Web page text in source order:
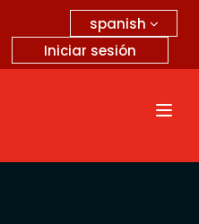
spanish
Iniciar sesión